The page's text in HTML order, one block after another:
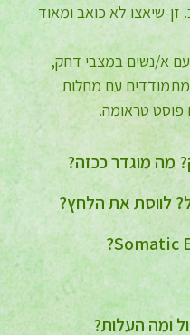
זן-שיאצו לא כואב ומאוד
א/נשים במצבי דחק,
מתמודדים עם מחלות
פוסט טראומה.
מה מוגדר ככזה?
לווסת את הלחץ?
ומה העלות?